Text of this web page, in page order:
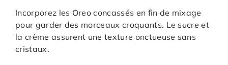
Incorporez les Oreo concassés en fin de mixage
pour garder des morceaux croquants. Le sucre et
la crème assurent une texture onctueuse sans
cristaux.